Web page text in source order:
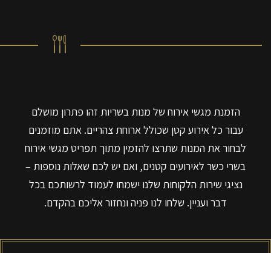
הזמנת מגשי אירוח של מנות בשריות זהו פתרון מושלם
עבור כל אירוע קטן שכולל ארוחת צהריים. אתם מוזמנים
לבחור את המנות שתרצו להזמין מתוך תפריט מגשי אירוח
בשרי כשר לאירועים קטנים, ואם יש לכם שאלות נוספות –
נציגי שירות הלקוחות שלנו ישמחו לעמוד לרשותכם בכל
דבר ועניין. שלחו לנו פניה ונחזור אליכם בהקדם.